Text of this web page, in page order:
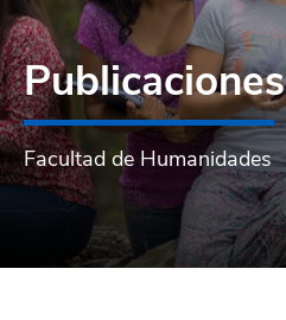
Publicaciones
Facultad de Humanidades